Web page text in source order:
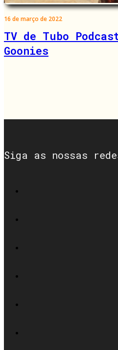
16 de março de 2022
TV de Tubo
Goonies
Siga as nossas